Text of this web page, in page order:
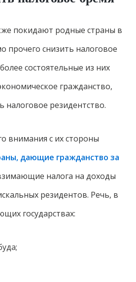
покидают родные страны в
прочего снизить налоговое
состоятельные из них
гражданство,
налоговое резидентство.
внимания с их стороны
дающие гражданство за
налога на доходы
резидентов. Речь, в
государствах: